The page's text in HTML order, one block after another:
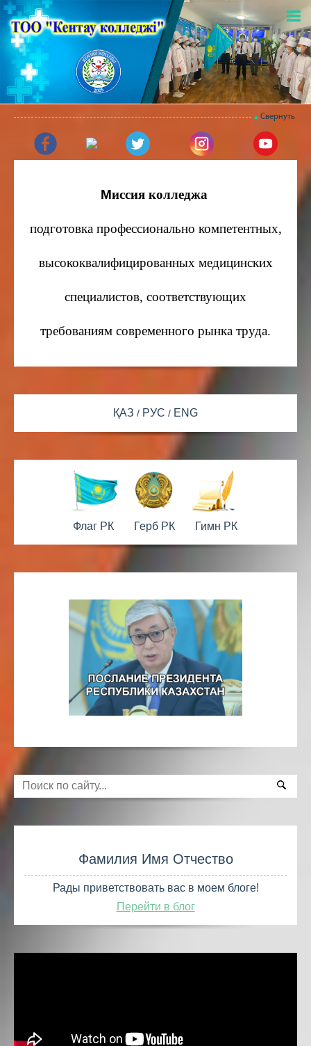
Свернуть
Миссия колледжа
подготовка профессионально компетентных,
высококвалифицированных медицинских
специалистов, соответствующих
требованиям современного рынка труда.
ҚАЗ РУС ENG
Флаг РК Герб РК Гимн РК
Фамилия Имя Отчество
Рады приветствовать вас в моем блоге!
Перейти в блог